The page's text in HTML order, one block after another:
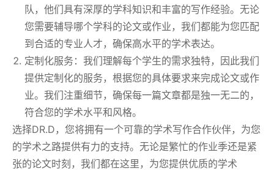
队，他们具有深厚的学科知识和丰富的写作经验。无论
您需要辅导哪个学科的论文或作业，我们都能为您匹配
到合适的专业人才，确保高水平的学术表达。
定制化服务：我们理解每个学生的需求独特，因此我们
提供定制化的服务，根据您的具体要求来完成论文或作
业。我们注重细节，确保每一篇文章都是独一无二的，
符合您的学术水平和风格。
选择DR.D，您将拥有一个可靠的学术写作合作伙伴，为您
的学术之路提供有力的支持。无论是繁忙的作业季还是紧
张的论文时刻，我们都在这里，为您提供优质的学术